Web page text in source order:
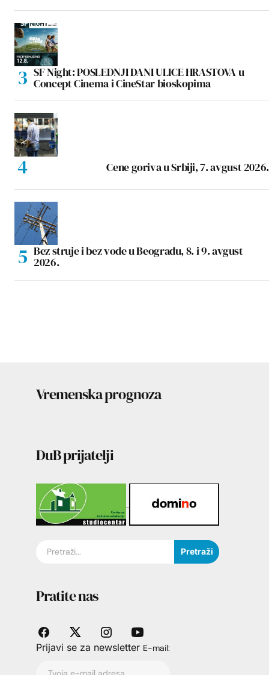
SF Night: POSLEDNJI DANI ULICE HRASTOVA u
Concept Cinema i CineStar bioskopima
Cene goriva u Srbiji, 7. avgust 2026.
Bez struje i bez vode u Beogradu, 8. i 9. avgust
2026.
Vremenska prognoza
DuB prijatelji
Pretraži
Pratite nas
Prijavi se za newsletter E-mail: